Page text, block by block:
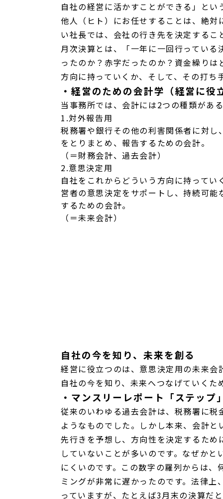
自社の経営に活かすことができる」と
他人（ヒト）にお任せすることは、絶
い社長では、会社の行き先を決定するこ
月次決算とは、「一年に一回行ってい
ったのか？赤字だったのか？資金繰り
方向に持っていくか、そして、その打ち
・経営のための会計学（経営に役
当事務所では、会計には2つの種類があ
1.対外報告用
税務署や銀行その他の利害関係者に対し
をとりまとめ、報告するための会計。
（＝財務会計、過去会計）
2.意思決定用
自社をこれからどういう方向に持ってい
営者の意思決定をサポートし、持続可能
するための会計。
（＝未来会計）
自社の今を知り、未来を創る
経営に役立つのは、意思決定用の未来会
自社の今を知り、未来へつなげていく
・マンスリーレポート「ステップ
従来のいわゆる過去会計は、税務署に
ようなものでした。しかし本来、会計
先行きを予想し、方向性を決定するた
していないことが多いのです。なぜか
にくいのです。この数字の羅列からは
ミングが非常に遅かったのです。法律
っていますが、たとえば3月末の決算だ